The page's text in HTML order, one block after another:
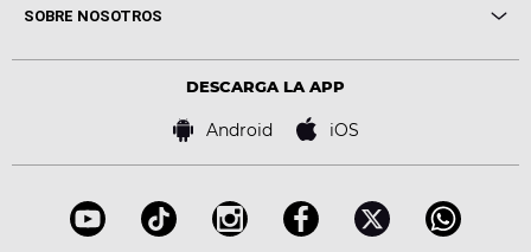
Locutores Europa FM
Cine y Televisión
Virales
SOBRE NOSOTROS
Bases de concursos
DESCARGA LA APP
Android iOS